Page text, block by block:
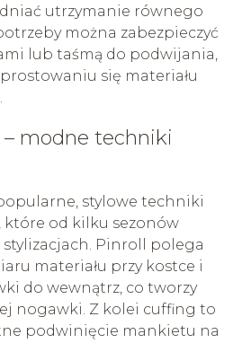
utrzymanie równego
można zabezpieczyć
lub taśmą do podwijania,
się materiału
modne techniki
stylowe techniki
, które od kilku sezonów
Pinroll polega
materiału przy kostce i
do wewnątrz, co tworzy
nogawki. Z kolei cuffing to
podwinięcie mankietu na